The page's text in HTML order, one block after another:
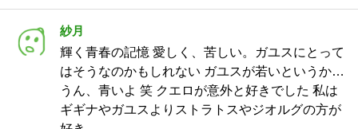
紗月
輝く青春の記憶 愛しく、苦しい。ガユスにとって
はそうなのかもしれない ガユスが若いというか…
うん、青いよ 笑 クエロが意外と好きでした 私は
ギギナやガユスよりストラトスやジオルグの方が